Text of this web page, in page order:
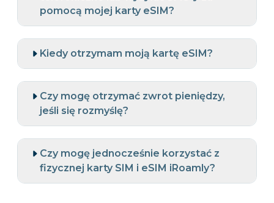
pomocą mojej karty eSIM?
Kiedy otrzymam moją kartę eSIM?
Czy mogę otrzymać zwrot pieniędzy,
jeśli się rozmyślę?
Czy mogę jednocześnie korzystać z
fizycznej karty SIM i eSIM iRoamly?